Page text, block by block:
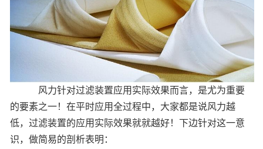
风力针对过滤装置应用实际效果而言，是尤为重要
的要素之一！在平时应用全过程中，大家都是说风力越
低，过滤装置的应用实际效果就就越好！下边针对这一意
识，做简易的剖析表明：